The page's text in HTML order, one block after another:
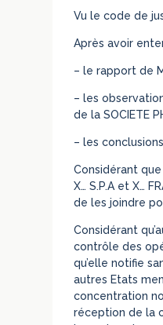
Vu le code de
Après avoir
– le rapport de
– les
de la SOCIETE
– les
Considérant que
X… S.P.A et X…
de les joindre
Considérant
contrôle des
qu’elle notifie
autres Etats
concentration
réception de la